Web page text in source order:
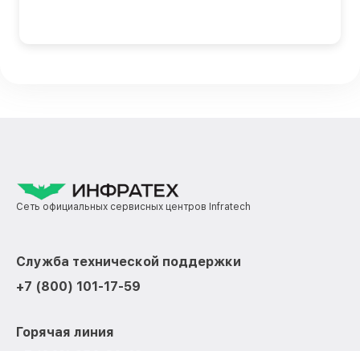
Сеть официальных сервисных центров Infratech
Служба технической поддержки
+7 (800) 101-17-59
Горячая линия